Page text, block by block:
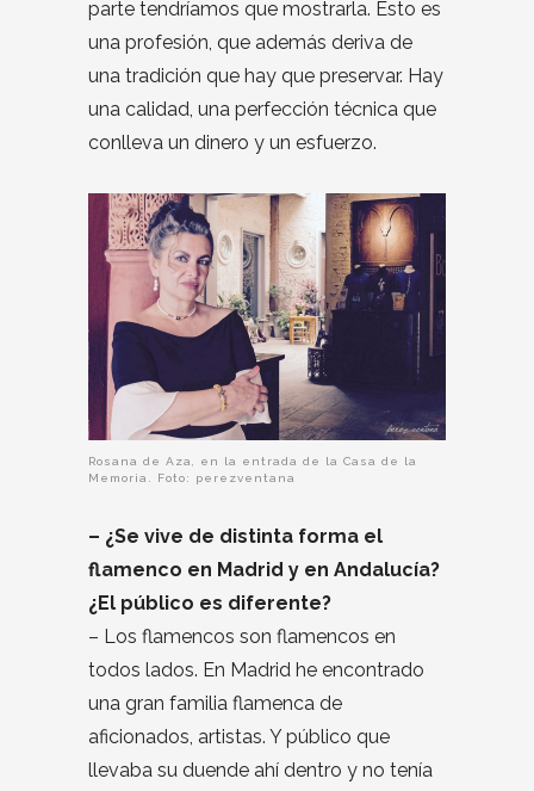
parte tendríamos que mostrarla. Esto es
una profesión, que además deriva de
una tradición que hay que preservar. Hay
una calidad, una perfección técnica que
conlleva un dinero y un esfuerzo.
Rosana de Aza, en la entrada de la Casa de la
Memoria. Foto: perezventana
– ¿Se vive de distinta forma el
flamenco en Madrid y en Andalucía?
¿El público es diferente?
– Los flamencos son flamencos en
todos lados. En Madrid he encontrado
una gran familia flamenca de
aficionados, artistas. Y público que
llevaba su duende ahí dentro y no tenía